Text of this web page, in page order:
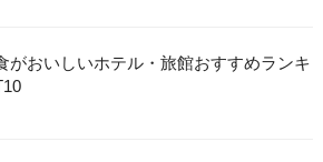
がおいしいホテル・旅館おすすめランキ